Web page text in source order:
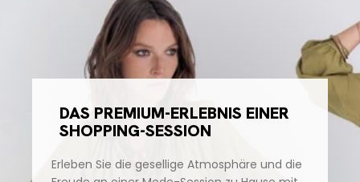
DAS PREMIUM-ERLEBNIS EINER
SHOPPING-SESSION
Erleben Sie die gesellige Atmosphäre und die